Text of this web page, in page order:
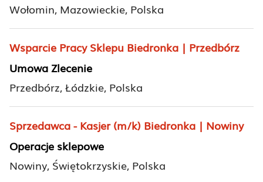
Wołomin, Mazowieckie, Polska
Wsparcie Pracy Sklepu Biedronka | Przedbórz
Umowa Zlecenie
Przedbórz, Łódzkie, Polska
Sprzedawca - Kasjer (m/k) Biedronka | Nowiny
Operacje sklepowe
Nowiny, Świętokrzyskie, Polska